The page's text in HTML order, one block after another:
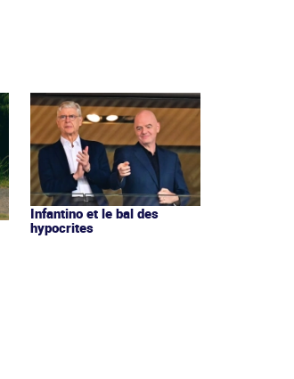
Infantino et le bal des
hypocrites